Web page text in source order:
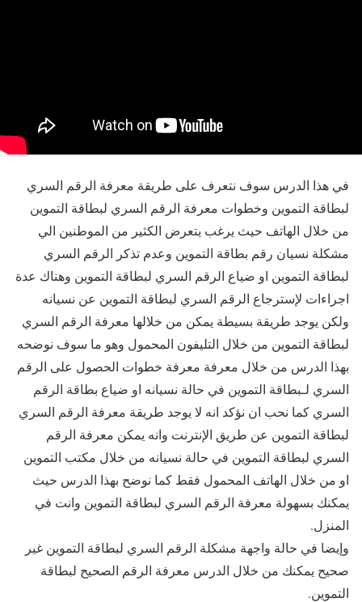
في هذا الدرس سوف نتعرف على طريقة معرفة الرقم السري
لبطاقة التموين وخطوات معرفة الرقم السري لبطاقة التموين
من خلال الهاتف حيث يرغب يتعرض الكثير من الموطنين الي
مشكلة نسيان رقم بطاقة التموين وعدم تذكر الرقم السري
لبطاقة التموين او ضياع الرقم السري لبطاقة التموين وهناك عدة
اجراءات لإسترجاع الرقم السري لبطاقة التموين عن نسيانه
ولكن يوجد طريقة بسيطة يمكن من خلالها معرفة الرقم السري
لبطاقة التموين من خلال التليفون المحمول وهو ما سوف نوضحه
بهذا الدرس من خلال معرفة معرفة خطوات الحصول على الرقم
السري لـبطاقة التموين في حالة نسيانه او ضياع بطاقة الرقم
السري كما نحب ان نؤكد انه لا يوجد طريقة معرفة الرقم السري
لبطاقة التموين عن طريق الإنترنت وانه يمكن معرفة الرقم
السري لبطاقة التموين في حالة نسيانه من خلال مكتب التموين
او من خلال الهاتف المحمول فقط كما نوضح بهذا الدرس حيث
يمكنك بسهولة معرفة الرقم السري لبطاقة التموين وانت في
المنزل.
وإيضا في حالة واجهة مشكلة الرقم السري لبطاقة التموين غير
صحيح يمكنك من خلال الدرس معرفة الرقم الصحيح لبطاقة
التموين.